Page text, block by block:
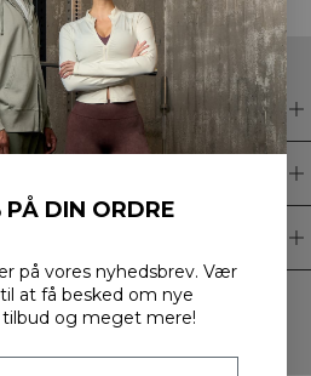
Få eksklusive tilbud, vores
PÅ DIN ORDRE
på vores nyhedsbrev. Vær
at få besked om nye
tilbud og meget mere!